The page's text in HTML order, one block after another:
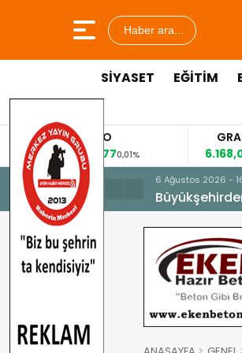
Haber ara...
SİYASET EĞİTİM
0,01%
GRAM ALTIN
6.168,06
6 Ağustos 2026 -